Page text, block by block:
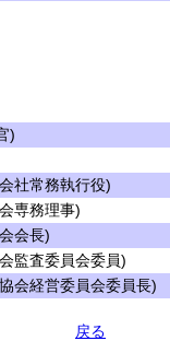
)
社常務執行役)
専務理事)
会長)
監査委員会委員)
会経営委員会委員長)
戻る